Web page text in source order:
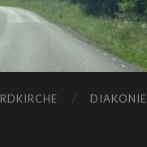
DIAKONIE